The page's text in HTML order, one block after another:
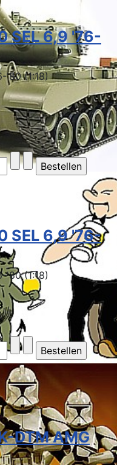
SEL 6,9 '76-
'80 (1:18)
SEL 6,9 '76-
'80 (1:18)
DTM AMG